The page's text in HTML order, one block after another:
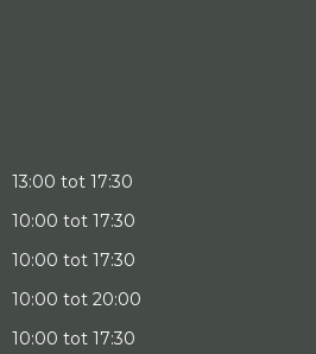
13:00 tot 17:30
10:00 tot 17:30
10:00 tot 17:30
10:00 tot 20:00
10:00 tot 17:30